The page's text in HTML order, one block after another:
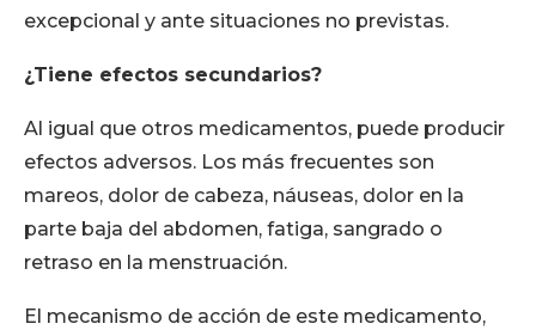
excepcional y ante situaciones no previstas.
¿Tiene efectos secundarios?
Al igual que otros medicamentos, puede producir
efectos adversos. Los más frecuentes son
mareos, dolor de cabeza, náuseas, dolor en la
parte baja del abdomen, fatiga, sangrado o
retraso en la menstruación.
El mecanismo de acción de este medicamento,